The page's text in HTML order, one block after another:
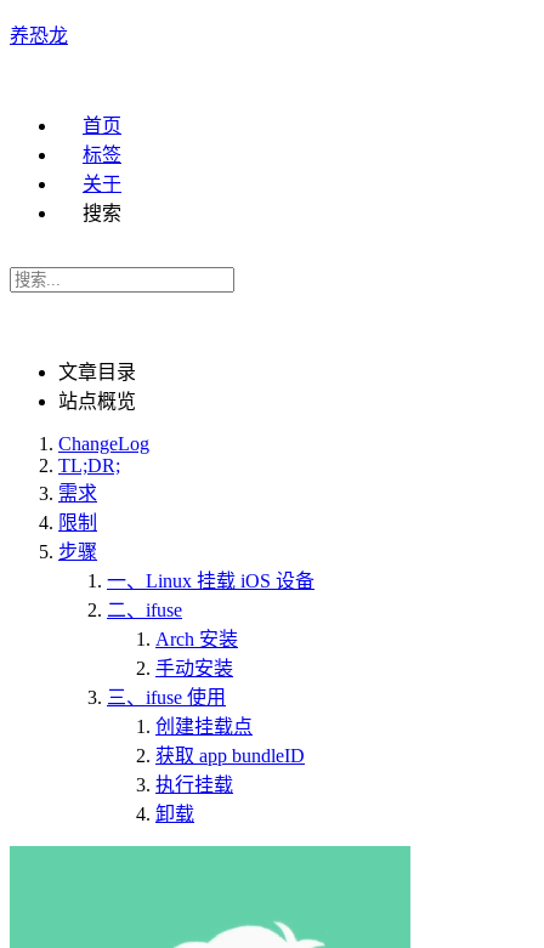
养恐龙
首页
标签
关于
搜索
文章目录
站点概览
ChangeLog
TL;DR;
需求
限制
步骤
一、Linux 挂载 iOS 设备
二、ifuse
Arch 安装
手动安装
三、ifuse 使用
创建挂载点
获取 app bundleID
执行挂载
卸载